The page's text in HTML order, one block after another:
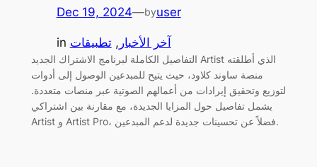
Dec 19, 2024—byuser
in آخر الأخبار , تطبيقات
التفاصيل الكاملة لبرنامج الاشتراك الجديد Artist الذي أطلقته
منصة ساوند كلاود، حيث يتيح للمبدعين الوصول إلى أدوات
لتوزيع وتحقيق إيرادات من أعمالهم الصوتية عبر منصات متعددة.
يشمل تفاصيل حول المزايا الجديدة، مع مقارنة بين اشتراكي
Artist و Artist Pro، فضلاً عن تحسينات جديدة لدعم المبدعين.